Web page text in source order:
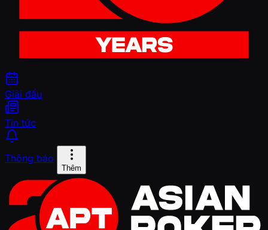
Giải đấu
Tin tức
Thông báo
Thêm